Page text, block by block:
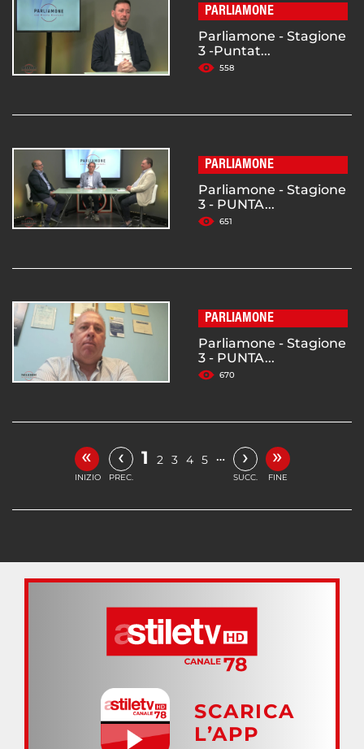
PARLIAMONE
Parliamone - Stagione
3 -Puntat...
558
PARLIAMONE
Parliamone - Stagione
3 - PUNTA...
651
PARLIAMONE
Parliamone - Stagione
3 - PUNTA...
670
«
INIZIO
‹
PREC.
1 2 3 4 5 … ›
SUCC.
»
FINE
SCARICA
L’APP